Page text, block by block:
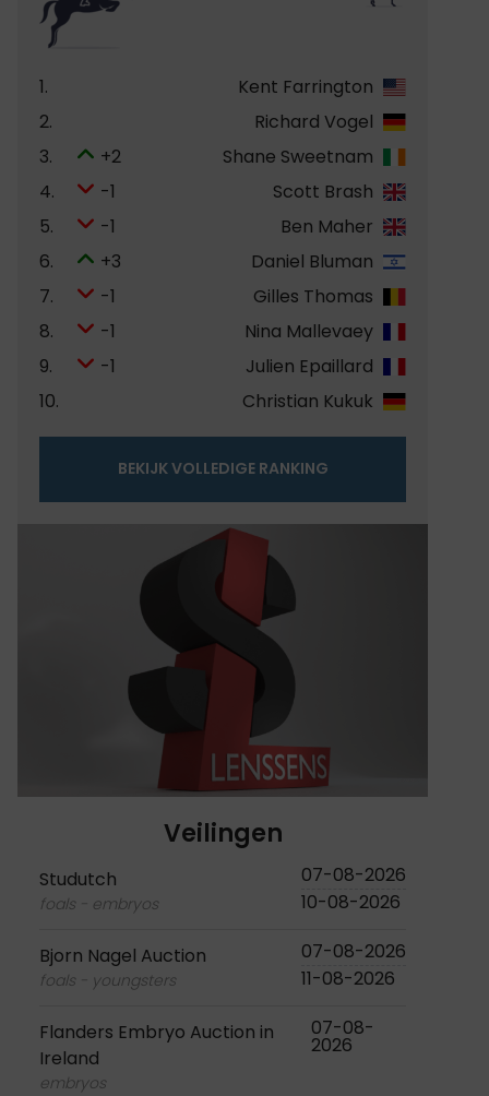
1.
Kent Farrington
2.
Richard Vogel
3.
+2
Shane Sweetnam
4.
-1
Scott Brash
5.
-1
Ben Maher
6.
+3
Daniel Bluman
7.
-1
Gilles Thomas
8.
-1
Nina Mallevaey
9.
-1
Julien Epaillard
10.
Christian Kukuk
BEKIJK VOLLEDIGE RANKING
Veilingen
Studutch
foals - embryos
07-08-2026
10-08-2026
Bjorn Nagel Auction
foals - youngsters
07-08-2026
11-08-2026
Flanders Embryo Auction in
Ireland
embryos
07-08-
2026